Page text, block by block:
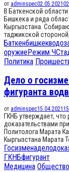
от adminspec02.05.2021
В Баткенской
Бишкека и ряда
Кыргызстана.
таджикской
Баткенбишкек
оружиеРежим ЧС
Политика
Дело о
фигуранта
от adminspec15.04.2021
ГКНБ утверждает,
доказательствами
Политолога Марата
Кыргызстана Марата
Госизменадело
ГКНБфигурант
Медицина Общество